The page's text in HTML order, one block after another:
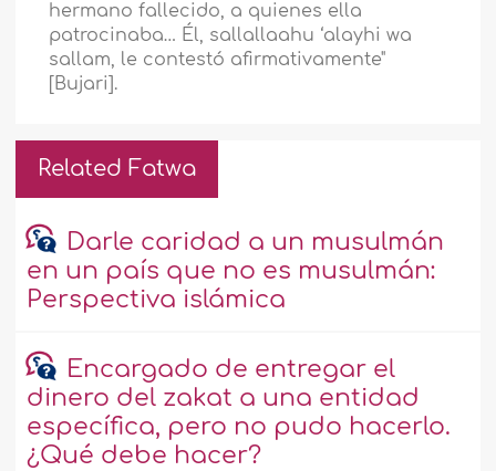
hermano fallecido, a quienes ella
patrocinaba… Él, sallallaahu ‘alayhi wa
sallam, le contestó afirmativamente"
[Bujari].
Related Fatwa
Darle caridad a un musulmán
en un país que no es musulmán:
Perspectiva islámica
Encargado de entregar el
dinero del zakat a una entidad
específica, pero no pudo hacerlo.
¿Qué debe hacer?